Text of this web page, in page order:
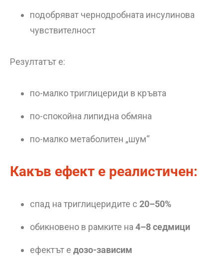
подобряват чернодробната инсулинова
чувствителност
Резултатът е:
по-малко триглицериди в кръвта
по-спокойна липидна обмяна
по-малко метаболитен „шум“
Какъв ефект е реалистичен:
спад на триглицеридите с 20–50%
обикновено в рамките на 4–8 седмици
ефектът е дозо-зависим